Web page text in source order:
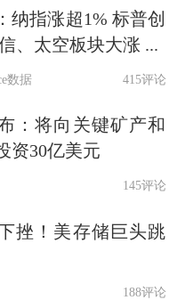
生态，中立定位
斯特沙利文的数
正处于爆发式增
，预计2030年将
元，2025年至
纳指涨超1% 标普创
、太空板块大涨 ...
数据 415评论
：将向关键矿产和
资30亿美元
145评论
挫！美存储巨头跳
188评论